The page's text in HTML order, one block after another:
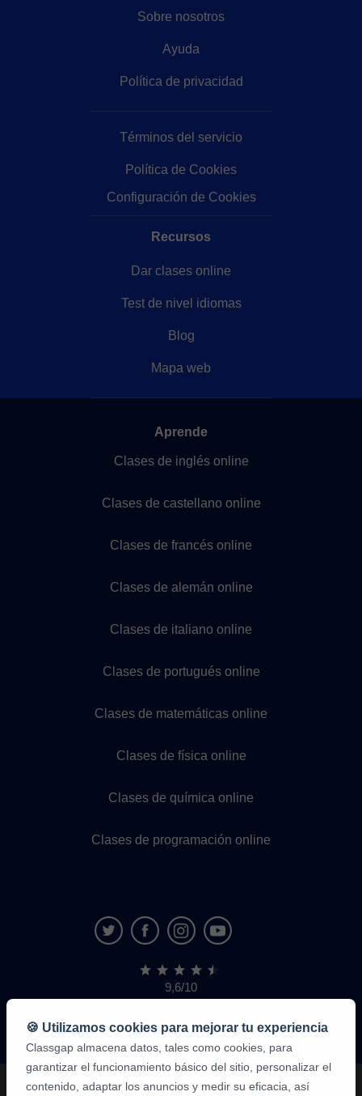
Sobre nosotros
Ayuda
Política de privacidad
Términos del servicio
Política de Cookies
Configuración de Cookies
Recursos
Dar clases online
Test de nivel idiomas
Blog
Mapa web
Aprende
Clases de inglés online
Clases de castellano online
Clases de francés online
Clases de alemán online
Clases de italiano online
Clases de portugués online
Clases de matemáticas online
Clases de física online
Clases de química online
Clases de programación online
9,6/10
1.339.284
de
alumnos
🍪 Utilizamos cookies para mejorar tu experiencia
Classgap almacena datos, tales como cookies, para
garantizar el funcionamiento básico del sitio, personalizar el
contenido, adaptar los anuncios y medir su eficacia, así